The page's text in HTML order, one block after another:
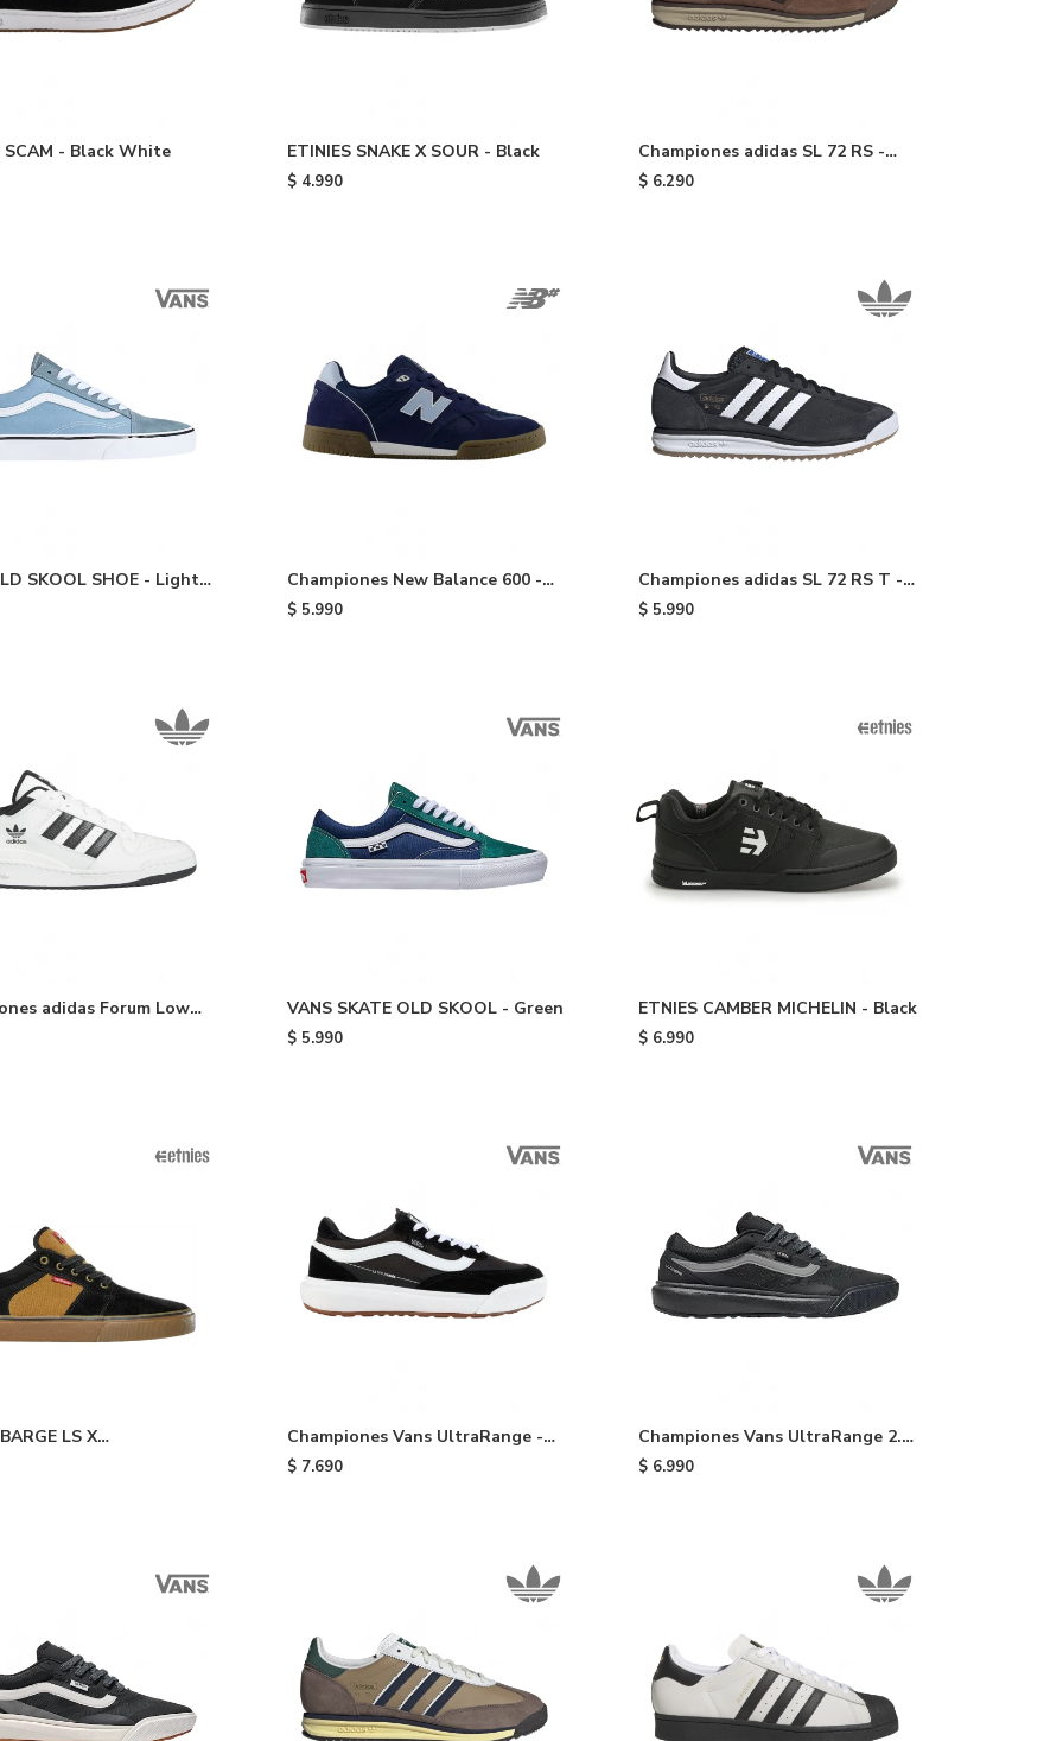
SCAM - Black White ETINIES SNAKE X SOUR - Black
$ 4.990
Championes adidas SL 72 RS -
Brown
$ 6.290
SKOOL SHOE - Light
Championes New Balance 600 -
Blue
$ 5.990
Championes adidas SL 72 RS T -
Black
$ 5.990
adidas Forum Low
black
VANS SKATE OLD SKOOL - Green
$ 5.990
ETNIES CAMBER MICHELIN - Black
$ 6.990
LS X
- Black
Championes Vans UltraRange -
Black
$ 7.690
Championes Vans UltraRange 2.0
- Black/grey
$ 6.990